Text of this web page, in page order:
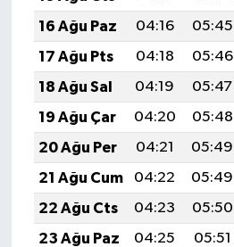
16 Ağu Paz
04:16 05:45
17 Ağu Pts
04:18 05:46
18 Ağu Sal
04:19 05:47
19 Ağu Çar
04:20 05:48
20 Ağu Per
04:21 05:49
21 Ağu Cum
04:22 05:49
22 Ağu Cts
04:23 05:50
23 Ağu Paz
04:25 05:51